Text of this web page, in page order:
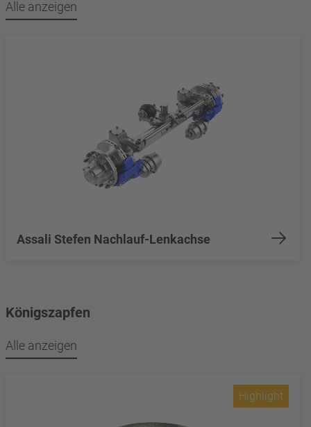
Alle anzeigen
Assali Stefen Nachlauf-Lenkachse
Königszapfen
Alle anzeigen
Highlight